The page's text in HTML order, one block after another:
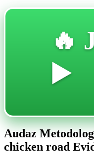
🔥
▶️
Audaz
chicken road